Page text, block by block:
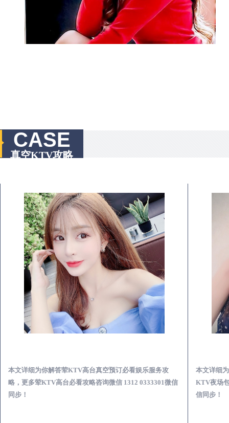
CASE
真空KTV攻略
本文详细为你解答荤KTV高台真空预订必看娱乐服务攻
略，更多荤KTV高台必看攻略咨询微信 1312 0333301微信
同步！
本文详细
KTV夜场
信同步！